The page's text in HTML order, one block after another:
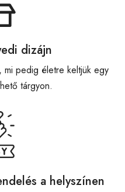
dizájn
pedig életre keltjük egy
tárgyon.
a helyszínen